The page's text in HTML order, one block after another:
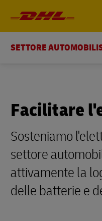
SETTORE
Facilitare
Sosteniamo
settore
attivamente la
delle batterie e